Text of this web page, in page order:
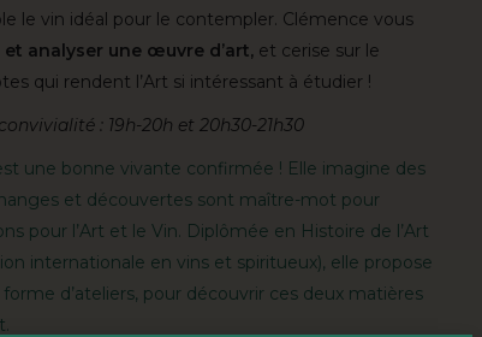
le vin idéal pour le contempler. Clémence vous
analyser une œuvre d’art, et cerise sur le
qui rendent l’Art si intéressant à étudier !
: 19h-20h et 20h30-21h30
une bonne vivante confirmée ! Elle imagine des
et découvertes sont maître-mot pour
pour l’Art et le Vin. Diplômée en Histoire de l’Art
internationale en vins et spiritueux), elle propose
d’ateliers, pour découvrir ces deux matières